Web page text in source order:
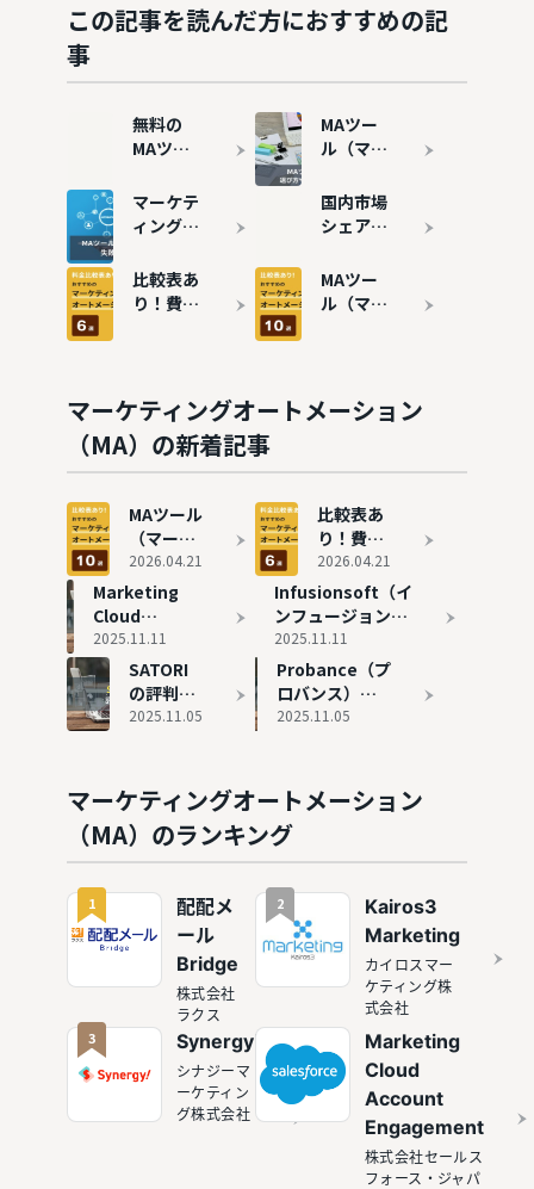
この記事を読んだ方におすすめの記
事
無料の
MAツー
ケティン
グオート
メーショ
ン）7選
｜メリッ
トや注意
MAツー
ル（マー
グオート
メーショ
やメリッ
ト・デメ
マーケテ
ィングオ
ションツ
ール
も解説
国内市場
シェア・
多いMA
ツール10
選を紹介
比較表あ
り！費用
ル6選を
紹介
MAツー
ル（マー
ン）おす
すめ10選
較
マーケティングオートメーション
（MA）の新着記事
MAツール
（マーケ
ティング
オートメ
ーショ
ン）おす
を徹底比
較
2026.04.21
比較表あ
り！費用
の安いお
すすめの
MAツール
6選を紹
2026.04.21
Marketing
Cloud
Account
Engagement
の評判と実態
2025.11.11
Infusionsoft（イ
ンフュージョンソ
フト）の評判と実
態
2025.11.11
SATORI
の評判と
実態
2025.11.05
Probance（プ
ロバンス）の
評判と実態
2025.11.05
マーケティングオートメーション
（MA）のランキング
1
配配メ
ール
Bridge
株式会社
ラクス
2
Kairos3
Marketing
カイロスマー
ケティング株
式会社
3 Synergy!
シナジーマ
ーケティン
グ株式会社
Marketing
Cloud
Account
Engagement
株式会社セールス
フォース・ジャパ